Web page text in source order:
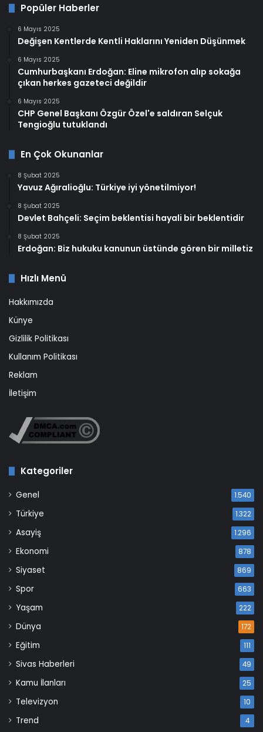
Popüler Haberler
6 Mayıs 2025
Değişen Kentlerde Kentli Haklarını Yeniden Düşünmek
6 Mayıs 2025
Cumhurbaşkanı Erdoğan: Eline mikrofon alıp sokağa
çıkan herkes gazeteci değildir
6 Mayıs 2025
CHP Genel Başkanı Özgür Özel'e saldıran Selçuk
Tengioğlu tutuklandı
En Çok Okunanlar
8 Şubat 2025
Yavuz Ağıralioğlu: Türkiye iyi yönetilmiyor!
8 Şubat 2025
Devlet Bahçeli: Seçim beklentisi hayali bir beklentidir
8 Şubat 2025
Erdoğan: Biz hukuku kanunun üstünde gören bir milletiz
Hızlı Menü
Hakkımızda
Künye
Gizlilik Politikası
Kullanım Politikası
Reklam
İletişim
Kategoriler
Genel 1.540
Türkiye 1.322
Asayiş 1.296
Ekonomi 878
Siyaset 869
Spor 663
Yaşam 222
Dünya 172
Eğitim 111
Sivas Haberleri 49
Kamu İlanları 25
Televizyon 10
Trend 4